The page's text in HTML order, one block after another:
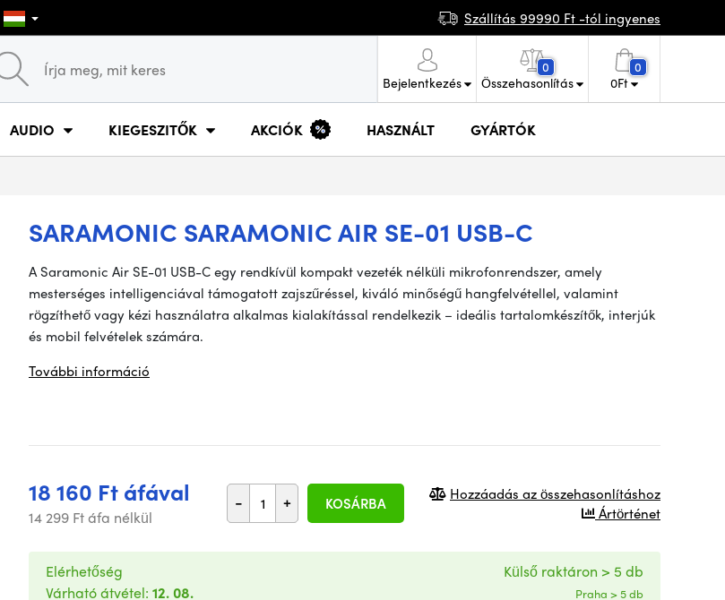
Szállítás 99990 Ft -tól ingyenes
Bejelentkezés
0
Összehasonlítás
0
0Ft
AUDIO KIEGESZITŐK AKCIÓK HASZNÁLT GYÁRTÓK
SARAMONIC SARAMONIC AIR SE-01 USB-C
A Saramonic Air SE-01 USB-C egy rendkívül kompakt vezeték nélküli mikrofonrendszer, amely
mesterséges intelligenciával támogatott zajszűréssel, kiváló minőségű hangfelvétellel, valamint
rögzíthető vagy kézi használatra alkalmas kialakítással rendelkezik – ideális tartalomkészítők, interjúk
és mobil felvételek számára.
További információ
18 160 Ft áfával
14 299 Ft áfa nélkül
- + KOSÁRBA
Hozzáadás az összehasonlításhoz
Ártörténet
Elérhetőség
Várható átvétel: 12. 08.
Külső raktáron > 5 db
Praha > 5 db